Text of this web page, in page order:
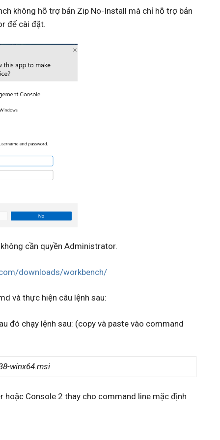
không hỗ trợ bản Zip No-Install mà chỉ hỗ trợ bản
để cài đặt.
cần quyền Administrator.
downloads/workbench/
và thực hiện câu lệnh sau:
đó chạy lệnh sau: (copy và paste vào command
winx64.msi
Console 2 thay cho command line mặc định